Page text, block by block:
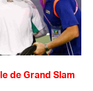
de Grand Slam